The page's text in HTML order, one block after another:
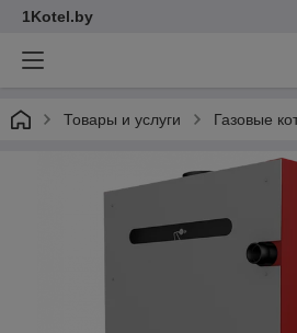
1Kotel.by
Товары и услуги Газовые